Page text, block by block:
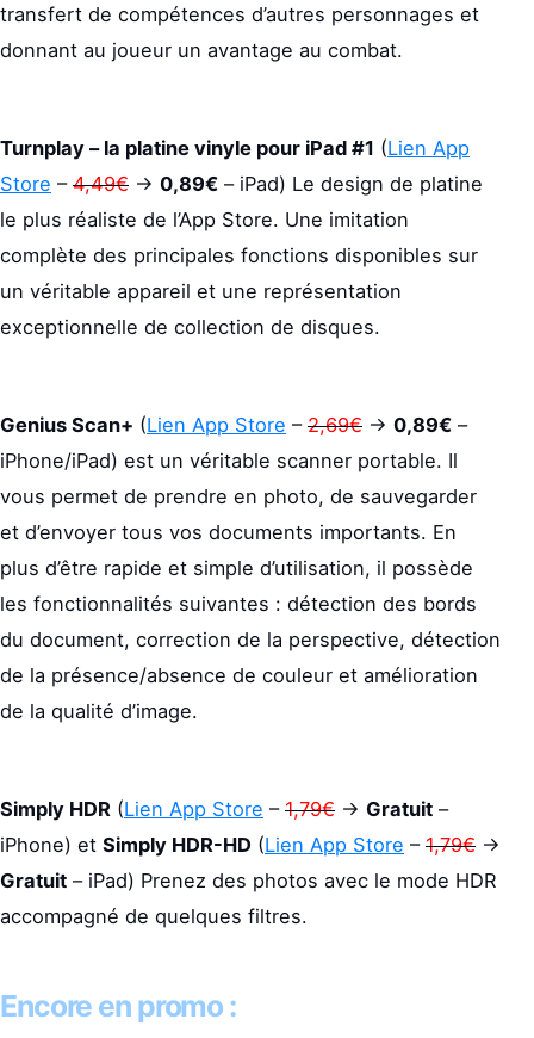
transfert de compétences d’autres personnages et
donnant au joueur un avantage au combat.
Turnplay – la platine vinyle pour iPad #1 (Lien App
Store – 4,49€ -> 0,89€ – iPad) Le design de platine
le plus réaliste de l’App Store. Une imitation
complète des principales fonctions disponibles sur
un véritable appareil et une représentation
exceptionnelle de collection de disques.
Genius Scan+ (Lien App Store – 2,69€ -> 0,89€ –
iPhone/iPad) est un véritable scanner portable. Il
vous permet de prendre en photo, de sauvegarder
et d’envoyer tous vos documents importants. En
plus d’être rapide et simple d’utilisation, il possède
les fonctionnalités suivantes : détection des bords
du document, correction de la perspective, détection
de la présence/absence de couleur et amélioration
de la qualité d’image.
Simply HDR (Lien App Store – 1,79€ -> Gratuit –
iPhone) et Simply HDR-HD (Lien App Store – 1,79€ ->
Gratuit – iPad) Prenez des photos avec le mode HDR
accompagné de quelques filtres.
Encore en promo :